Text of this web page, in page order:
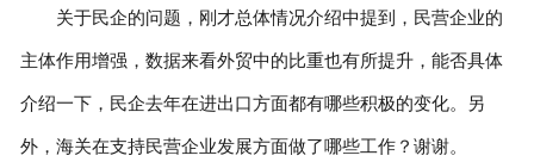
关于民企的问题，刚才总体情况介绍中提到，民营企业的
主体作用增强，数据来看外贸中的比重也有所提升，能否具体
介绍一下，民企去年在进出口方面都有哪些积极的变化。另
外，海关在支持民营企业发展方面做了哪些工作？谢谢。